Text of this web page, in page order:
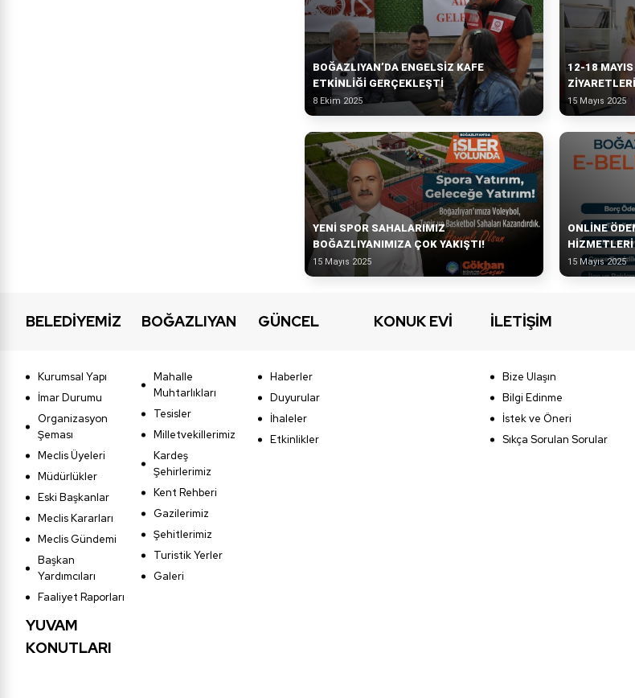
BOĞAZLIYAN’DA ENGELSIZ KAFE
ETKINLIĞI GERÇEKLEŞTI
8 Ekim 2025
12-18 MAYIS
ZIYARETLERI
15 Mayıs 2025
YENI SPOR SAHALARIMIZ
BOĞAZLIYANIMIZA ÇOK YAKIŞTI!
15 Mayıs 2025
ONLINE
HIZMETLERI
15 Mayıs 2025
BELEDİYEMİZ
Kurumsal Yapı
İmar Durumu
Organizasyon
Şeması
Meclis Üyeleri
Müdürlükler
Eski Başkanlar
Meclis Kararları
Meclis Gündemi
Başkan
Yardımcıları
Faaliyet Raporları
BOĞAZLIYAN
Mahalle
Muhtarlıkları
Tesisler
Milletvekillerimiz
Kardeş
Şehirlerimiz
Kent Rehberi
Gazilerimiz
Şehitlerimiz
Turistik Yerler
Galeri
GÜNCEL
Haberler
Duyurular
İhaleler
Etkinlikler
KONUK EVİ İLETİŞİM
Bize Ulaşın
Bilgi Edinme
İstek ve Öneri
Sıkça Sorulan Sorular
YUVAM
KONUTLARI